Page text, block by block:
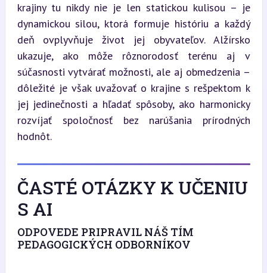
krajiny tu nikdy nie je len statickou kulisou – je
dynamickou silou, ktorá formuje históriu a každý
deň ovplyvňuje život jej obyvateľov. Alžírsko
ukazuje, ako môže rôznorodosť terénu aj v
súčasnosti vytvárať možnosti, ale aj obmedzenia –
dôležité je však uvažovať o krajine s rešpektom k
jej jedinečnosti a hľadať spôsoby, ako harmonicky
rozvíjať spoločnosť bez narúšania prírodných
hodnôt.
ČASTÉ OTÁZKY K UČENIU
S AI
ODPOVEDE PRIPRAVIL NÁŠ TÍM
PEDAGOGICKÝCH ODBORNÍKOV